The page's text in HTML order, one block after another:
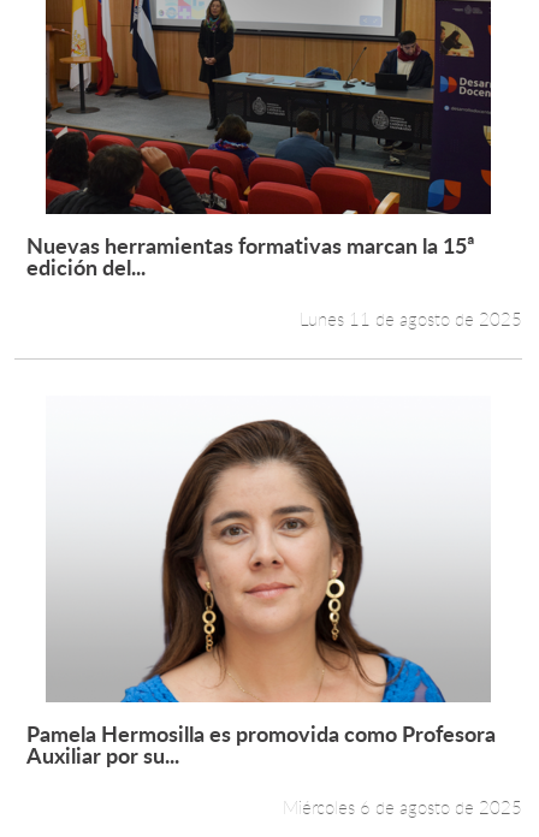
Leer más +
Nuevas herramientas formativas marcan la 15ª
edición del...
Lunes 11 de agosto de 2025
Leer más +
Pamela Hermosilla es promovida como Profesora
Auxiliar por su...
Miércoles 6 de agosto de 2025